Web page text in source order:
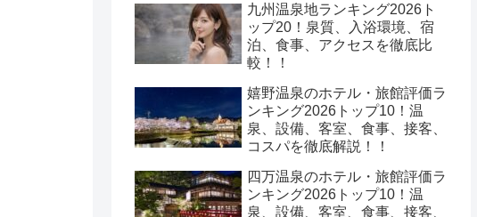
九州温泉地ランキング2026ト
ップ20！泉質、入浴環境、宿
泊、食事、アクセスを徹底比
較！！
嬉野温泉のホテル・旅館評価ラ
ンキング2026トップ10！温
泉、設備、客室、食事、接客、
コスパを徹底解説！！
四万温泉のホテル・旅館評価ラ
ンキング2026トップ10！温
泉、設備、客室、食事、接客、